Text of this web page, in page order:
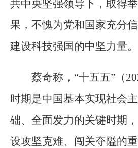
共中央坚强领导下，取得
果，不愧为党和国家充分
建设科技强国的中坚力量。
蔡奇称，“十五五”（
时期是中国基本实现社会
础、全面发力的关键时期
设攻坚克难、闯关夺隘的重